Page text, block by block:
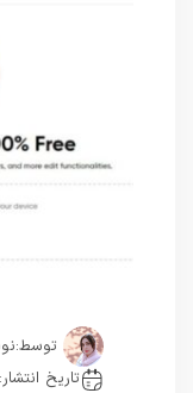
توسط: نویسنده
تاریخ انتشار: ۱۴۰۴-۰۳-۰۶